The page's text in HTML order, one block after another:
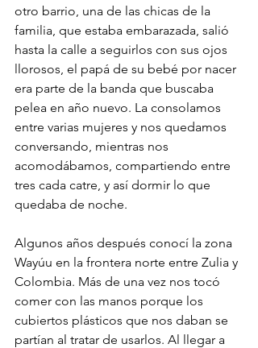
otro barrio, una de las chicas de la
familia, que estaba embarazada, salió
hasta la calle a seguirlos con sus ojos
llorosos, el papá de su bebé por nacer
era parte de la banda que buscaba
pelea en año nuevo. La consolamos
entre varias mujeres y nos quedamos
conversando, mientras nos
acomodábamos, compartiendo entre
tres cada catre, y así dormir lo que
quedaba de noche.
Algunos años después conocí la zona
Wayúu en la frontera norte entre Zulia y
Colombia. Más de una vez nos tocó
comer con las manos porque los
cubiertos plásticos que nos daban se
partían al tratar de usarlos. Al llegar a